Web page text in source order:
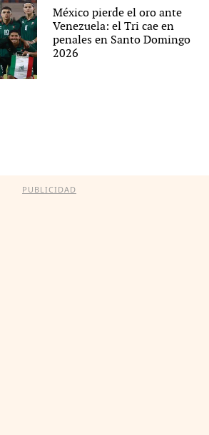
México pierde el oro ante
Venezuela: el Tri cae en
penales en Santo Domingo
2026
PUBLICIDAD